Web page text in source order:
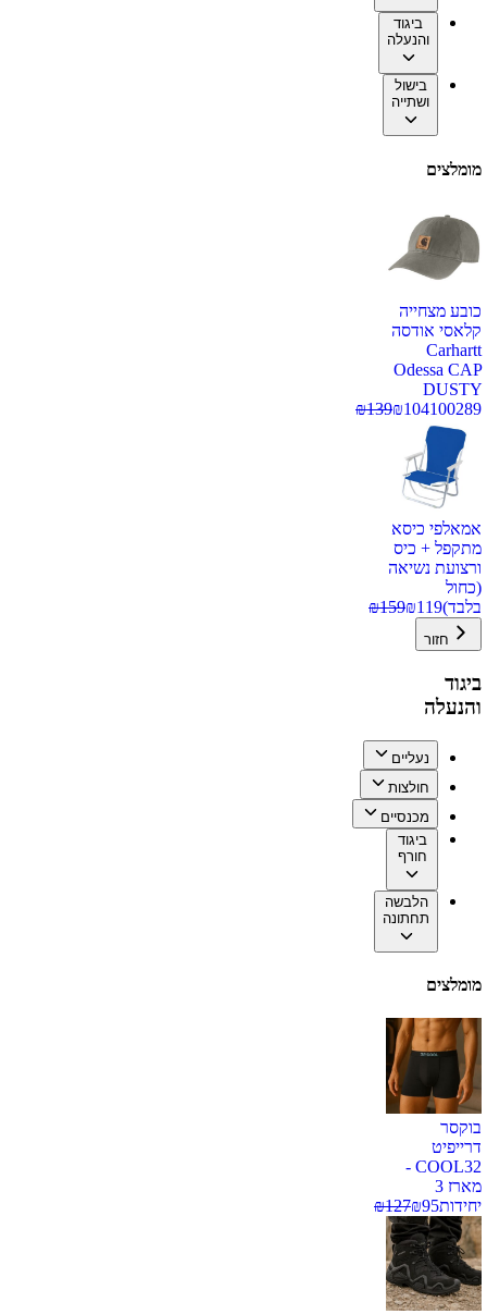
ביגוד
והנעלה
בישול
ושתייה
מומלצים
כובע מצחייה
קלאסי אודסה
Carhartt
Odessa CAP
DUSTY
100289
₪104
₪139
אמאלפי כיסא
מתקפל + כיס
ורצועת נשיאה
(כחול
בלבד)
₪119
₪159
חזור
ביגוד
והנעלה
נעליים
חולצות
מכנסיים
ביגוד
חורף
הלבשה
תחתונה
מומלצים
בוקסר
דרייפיט
COOL32 -
מארז 3
יחידות
₪95
₪127